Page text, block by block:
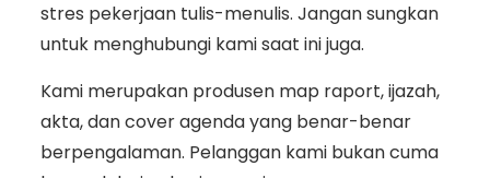
stres pekerjaan tulis-menulis. Jangan sungkan
untuk menghubungi kami saat ini juga.
Kami merupakan produsen map raport, ijazah,
akta, dan cover agenda yang benar-benar
berpengalaman. Pelanggan kami bukan cuma